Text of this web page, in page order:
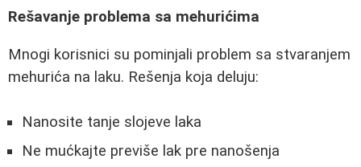
Rešavanje problema sa mehurićima
Mnogi korisnici su pominjali problem sa stvaranjem
mehurića na laku. Rešenja koja deluju:
Nanosite tanje slojeve laka
Ne mućkajte previše lak pre nanošenja